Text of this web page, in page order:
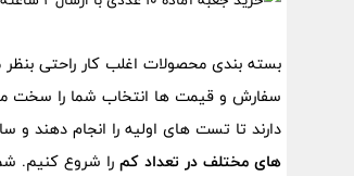
بسته بندی محصولات اغلب کار راحتی
سفارش و قیمت ها انتخاب شما را سخت
دارند تا تست های اولیه را انجام دهند و
های مختلف در تعداد کم را شروع کنیم.